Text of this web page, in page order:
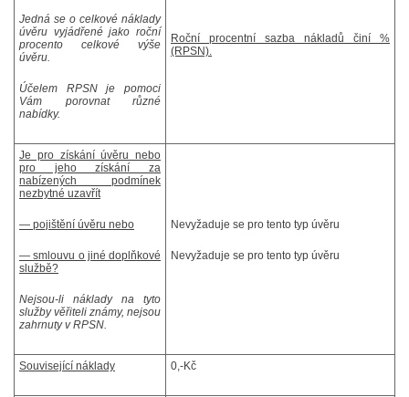
Jedná se o celkové náklady
úvěru vyjádřené jako roční
procento celkové výše
úvěru.
Účelem RPSN je pomoci
Vám porovnat různé
nabídky.
Roční procentní sazba nákladů činí %
(RPSN).
Je pro získání úvěru nebo
pro jeho získání za
nabízených podmínek
nezbytné uzavřít
— pojištění úvěru nebo
— smlouvu o jiné doplňkové
službě?
Nejsou-li náklady na tyto
služby věřiteli známy, nejsou
zahrnuty v RPSN.
Nevyžaduje se pro tento typ úvěru
Nevyžaduje se pro tento typ úvěru
Související náklady 0,-Kč